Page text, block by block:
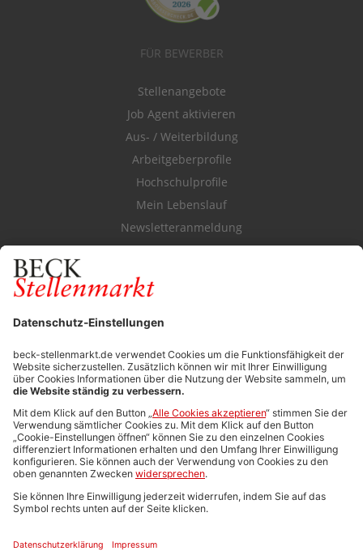
FÜR BEWERBER
Stellenangebote
Job Agent aktivieren
Aus- / Weiterbildung
Arbeitgeberprofile
Hochschulprofile
Mein Lebenslauf
Newsletteranmeldung
Durchsuchen Sie den Stellenkatalog
FÜR ARBEITGEBER
Stellenmarktpreise
Anzeigen-AGB
Media-Daten
Newsletteranmeldung
Produktübersicht
ALLGEMEIN
FAQs
Impressum